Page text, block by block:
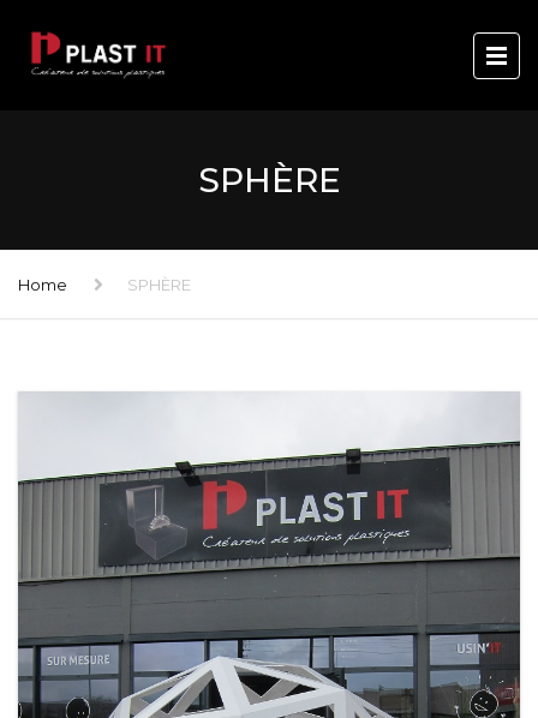
SPHÈRE
Home SPHÈRE